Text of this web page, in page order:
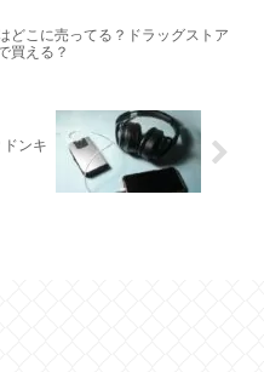
どこに売ってる？ドラッグストア
買える？
ンキ